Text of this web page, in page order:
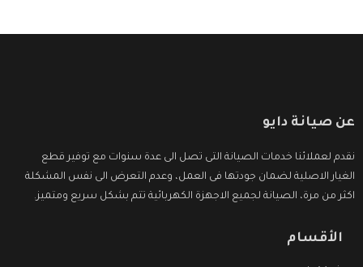
عن صيانة دايو
نقدم لعملائنا خدمات الصيانة التى تصل الى عدة سنوات مع توفير قطع
الغيار الاصلية لضمان جودتها فى العمل، وعدم التعرض الى نفس المشكلة
اكثر من مرة، الصيانة لجميع الاجهزة الكهربائية تتم بشكل سريع ومتميز.
الأقسام